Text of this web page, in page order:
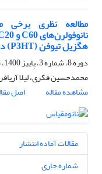
مطالعه نظری برخی
هگزیل تیوفن (P3HT) در سلول‌های فتوولتائیک آلی
دوره 8، شماره 3، پاییز 1400، صفحه
محمدحسین فکری، لیلا
مشاهده مقاله
اصل
مقالات آماده انتشار
شماره جاری